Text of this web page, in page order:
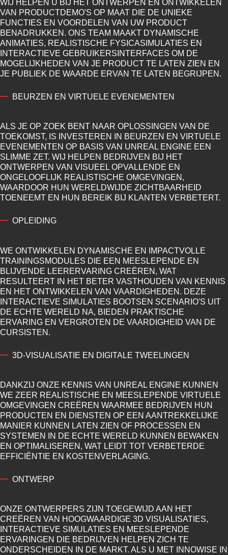
WIJ HELPEN U BIJ HET ONTWERPEN EN ONTWIKKELEN
VAN PRODUCTDEMO'S OP MAAT DIE DE UNIEKE
FUNCTIES EN VOORDELEN VAN UW PRODUCT
BENADRUKKEN. ONS TEAM MAAKT DYNAMISCHE
ANIMATIES, REALISTISCHE FYSICASIMULATIES EN
INTERACTIEVE GEBRUIKERSINTERFACES OM DE
MOGELIJKHEDEN VAN JE PRODUCT TE LATEN ZIEN EN
JE PUBLIEK DE WAARDE ERVAN TE LATEN BEGRIJPEN.
BEURZEN EN VIRTUELE EVENEMENTEN
ALS JE OP ZOEK BENT NAAR OPLOSSINGEN VAN DE
TOEKOMST, IS INVESTEREN IN BEURZEN EN VIRTUELE
EVENEMENTEN OP BASIS VAN UNREAL ENGINE EEN
SLIMME ZET. WIJ HELPEN BEDRIJVEN BIJ HET
ONTWERPEN VAN VISUEEL OPVALLENDE EN
ONGELOOFLIJK REALISTISCHE OMGEVINGEN,
WAARDOOR HUN WERELDWIJDE ZICHTBAARHEID
TOENEEMT EN HUN BEREIK BIJ KLANTEN VERBETERT.
OPLEIDING
WE ONTWIKKELEN DYNAMISCHE EN IMPACTVOLLE
TRAININGSMODULES DIE EEN MEESLEPENDE EN
BLIJVENDE LEERERVARING CREËREN, WAT
RESULTEERT IN HET BETER VASTHOUDEN VAN KENNIS
EN HET ONTWIKKELEN VAN VAARDIGHEDEN. DEZE
INTERACTIEVE SIMULATIES BOOTSEN SCENARIO'S UIT
DE ECHTE WERELD NA, BIEDEN PRAKTISCHE
ERVARING EN VERGROTEN DE VAARDIGHEID VAN DE
CURSISTEN.
3D-VISUALISATIE EN DIGITALE TWEELINGEN
DANKZIJ ONZE KENNIS VAN UNREAL ENGINE KUNNEN
WE ZEER REALISTISCHE EN MEESLEPENDE VIRTUELE
OMGEVINGEN CREËREN WAARMEE BEDRIJVEN HUN
PRODUCTEN EN DIENSTEN OP EEN AANTREKKELIJKE
MANIER KUNNEN LATEN ZIEN OF PROCESSEN EN
SYSTEMEN IN DE ECHTE WERELD KUNNEN BEWAKEN
EN OPTIMALISEREN, WAT LEIDT TOT VERBETERDE
EFFICIËNTIE EN KOSTENVERLAGING.
ONTWERP
ONZE ONTWERPERS ZIJN TOEGEWIJD AAN HET
CREËREN VAN HOOGWAARDIGE 3D VISUALISATIES,
INTERACTIEVE SIMULATIES EN MEESLEPENDE
ERVARINGEN DIE BEDRIJVEN HELPEN ZICH TE
ONDERSCHEIDEN IN DE MARKT. ALS U MET INNOWISE IN